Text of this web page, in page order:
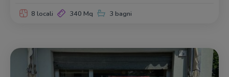
8 locali 340 Mq 3 bagni